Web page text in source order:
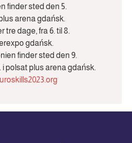
finder sted den 5.
arena gdańsk.
tre dage, fra 6. til 8.
gdańsk.
finder sted den 9.
i polsat plus arena gdańsk.